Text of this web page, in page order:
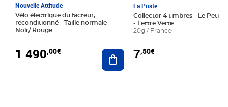
Nouvelle Attitude
Vélo électrique du facteur,
reconditionné - Taille normale -
Noir/ Rouge
1 490,00€ Ajouter au panier
La Poste
Collector 4 timbres - Le Petit
- Lettre Verte
20g / France
7,50€